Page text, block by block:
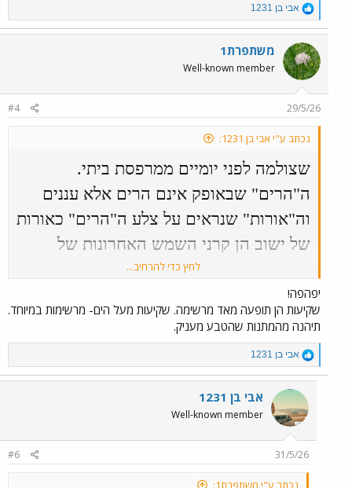
R
e
a
c
t
i
o
s
אבי בן 1231
משתפרת1
Well-known member
29/5/26
#4
נכתב ע"י אבי בן 1231:
שצולמה לפני יומיים ממרפסת ביתי.
ה"הרים" שבאופק אינם הרים אלא עננים
וה"אורות" שנראים על צלע ה"הרים" כאורות
של ישוב הן קרני השמש האחרונות של
צפה בקובץ המצורף 146764
לחץ כדי להרחיב...
יפהפה!
שקיעות הן תופעה מאד מרשימה. שקיעות מעל הים- מרשימות במיוחד.
תיהנה מהמתנות שהטבע מעניק.
R
e
a
c
t
i
o
n
s
אבי בן 1231
אבי בן 1231
Well-known member
31/5/26
#6
נכתב ע"י משתפרת1: